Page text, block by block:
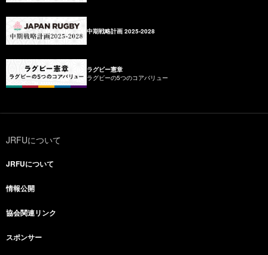
中期戦略計画 2025-2028
ラグビー憲章
ラグビーの5つのコアバリュー
JRFUについて
JRFUについて
情報公開
協会関連リンク
スポンサー